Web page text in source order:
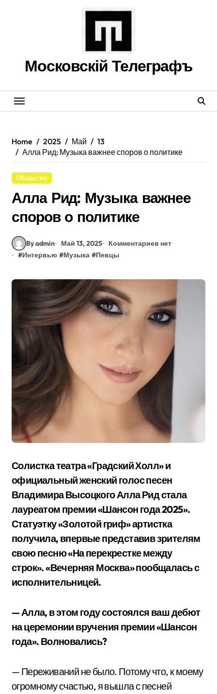
Московскій Телеграфъ
Home 2025 Май
13
Алла Рид: Музыка важнее споров о политике
Общество
Алла Рид: Музыка важнее
споров о политике
By admin Май 13, 2025
Комментариев нет
#Интервью #Музыка #Певцы
Солистка театра «Градский Холл» и
официальный женский голос песен
Владимира Высоцкого Алла Рид стала
лауреатом премии «Шансон года 2025».
Статуэтку «Золотой гриф» артистка
получила, впервые представив зрителям
свою песню «На перекрестке между
строк». «Вечерняя Москва» пообщалась с
исполнительницей.
— Алла, в этом году состоялся ваш дебют
на церемонии вручения премии «Шансон
года». Волновались?
— Переживаний не было. Потому что, к моему
огромному счастью, я вышла с песней